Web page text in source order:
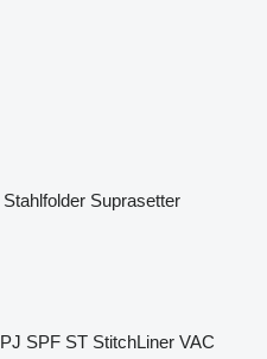
Stahlfolder Suprasetter
PJ SPF ST StitchLiner VAC